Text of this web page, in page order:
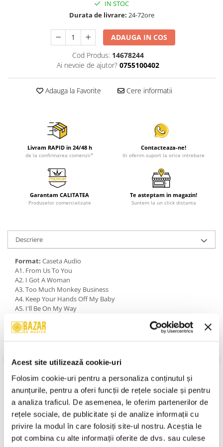
Acest site utilizează cookie-uri
Folosim cookie-uri pentru a personaliza conținutul și
anunțurile, pentru a oferi funcții de rețele sociale și pentru
a analiza traficul. De asemenea, le oferim partenerilor de
rețele sociale, de publicitate și de analize informații cu
privire la modul în care folosiți site-ul nostru. Aceștia le
pot combina cu alte informații oferite de dvs. sau culese
IN STOC
Durata de livrare: 24-72ore
ADAUGA IN COS
Cod Produs: 14678244
Ai nevoie de ajutor? 0755100402
Adauga la Favorite Cere informatii
Livram RAPID in 24/48 h
de la confirmarea comenzii*
Contacteaza-ne!
Iti oferim suport la orice intrebare
Garantam CALITATEA
Produselor comercializate
Te asteptam in magazin!
Suntem la un click distanta
Descriere
Format: Caseta Audio
A1. From Us To You
A2. I Got A Woman
A3. Too Much Monkey Business
A4. Keep Your Hands Off My Baby
A5. I'll Be On My Way
A7. A Shot Of Rhythm And Blues
A11. Baby It's You
A12. That's All Right
A13. Carol
B1. Soldier Of Love
B2. Clarabella
B3. I'm Gonna Sit Right Down And Cry (Over You)
B4. Crying, Waiting, Hoping
B5. You Really Got A Hold On Me
B6. To Know Her Standing There
VEZI MAI MULT
An Lansare:-
Stil:Rock; Non-Music; Pop; Rock & Roll; Pop Rock
Near Mint (NM or M-)
Stare Coperta:Near Mint (NM or M-)